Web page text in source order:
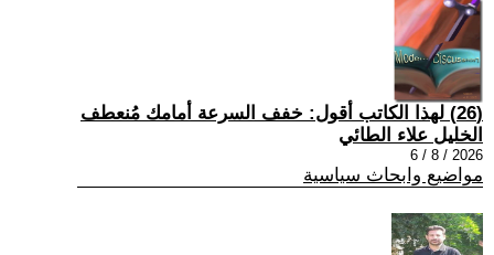
(26) لهذا الكاتب أقول: خفف السرعة أمامك مُنعطف
الخليل علاء الطائي
2026 / 8 / 6
مواضيع وابحاث سياسية